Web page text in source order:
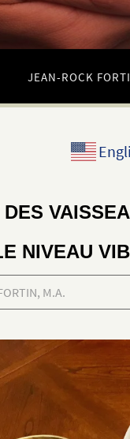
JEAN-ROCK
NIVEAU
M.A.